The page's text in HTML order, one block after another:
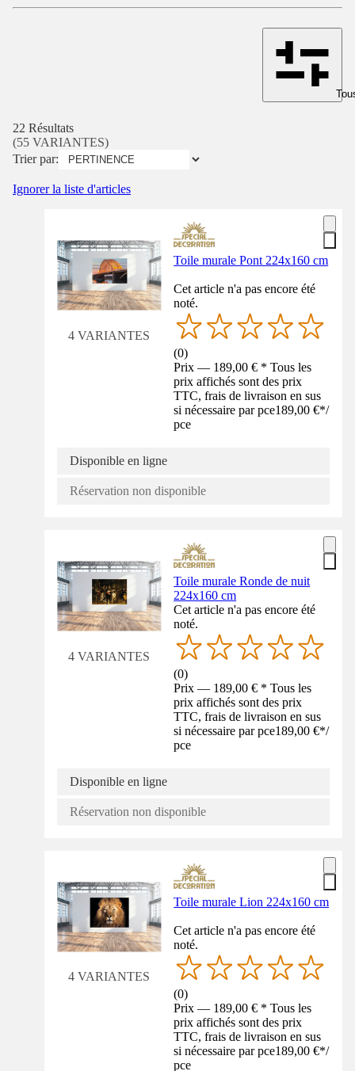
22 Résultats
(55 VARIANTES)
Trier par:
Ignorer la liste d'articles
4 VARIANTES
Toile murale Pont 224x160 cm
Cet article n'a pas encore été
noté.
(0)
Prix — 189,00 € * Tous les
prix affichés sont des prix
TTC, frais de livraison en sus
si nécessaire par pce189,00 €*/
pce
Disponible en ligne
Réservation non disponible
4 VARIANTES
Toile murale Ronde de nuit
224x160 cm
Cet article n'a pas encore été
noté.
(0)
Prix — 189,00 € * Tous les
prix affichés sont des prix
TTC, frais de livraison en sus
si nécessaire par pce189,00 €*/
pce
Disponible en ligne
Réservation non disponible
4 VARIANTES
Toile murale Lion 224x160 cm
Cet article n'a pas encore été
noté.
(0)
Prix — 189,00 € * Tous les
prix affichés sont des prix
TTC, frais de livraison en sus
si nécessaire par pce189,00 €*/
pce